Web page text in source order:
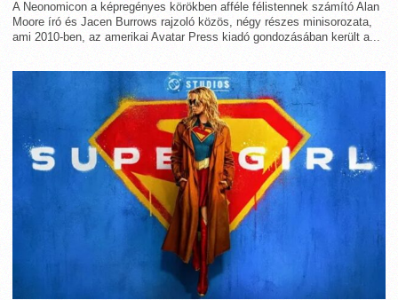
A Neonomicon a képregényes körökben afféle félistennek számító Alan
Moore író és Jacen Burrows rajzoló közös, négy részes minisorozata,
ami 2010-ben, az amerikai Avatar Press kiadó gondozásában került a...